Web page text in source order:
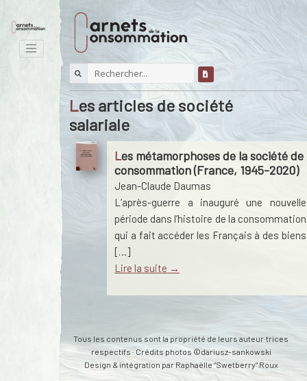
Les articles de société
salariale
Les métamorphoses de la société de
consommation (France, 1945-2020)
Jean-Claude Daumas
L’après-guerre a inauguré une nouvelle
période dans l’histoire de la consommation
qui a fait accéder les Français à des biens
[…]
Lire la suite →
Tous les contenus sont la propriété de leurs auteur·trices
respectifs · Crédits photos ©dariusz-sankowski
Design & intégration parRaphaëlle “Swetberry” Roux